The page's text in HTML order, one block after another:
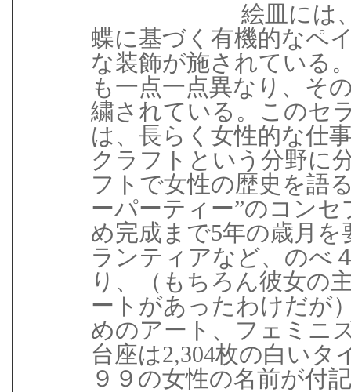
絵皿には
蝶に基づく有機的なペ
な装飾が施されている
も一点一点異なり、そ
繍されている。このセ
は、長らく女性的な仕
クラフトという分野に
フトで女性の歴史を語
ーパーティー”のコン
め完成まで5年の歳月
ランティアなど、のべ
り、（もちろん彼女の
ートがあったわけだが
めのアート、フェミニ
台座は2,304枚の白い
９９の女性の名前が付